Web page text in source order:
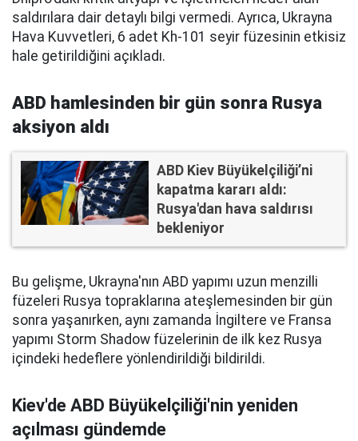
saldırılara dair detaylı bilgi vermedi. Ayrıca, Ukrayna
Hava Kuvvetleri, 6 adet Kh-101 seyir füzesinin etkisiz
hale getirildiğini açıkladı.
ABD hamlesinden bir gün sonra Rusya
aksiyon aldı
ABD Kiev Büyükelçiliği’ni
kapatma kararı aldı:
Rusya'dan hava saldırısı
bekleniyor
Bu gelişme, Ukrayna'nın ABD yapımı uzun menzilli
füzeleri Rusya topraklarına ateşlemesinden bir gün
sonra yaşanırken, aynı zamanda İngiltere ve Fransa
yapımı Storm Shadow füzelerinin de ilk kez Rusya
içindeki hedeflere yönlendirildiği bildirildi.
Kiev'de ABD Büyükelçiliği'nin yeniden
açılması gündemde